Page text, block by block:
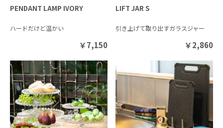
PENDANT LAMP IVORY
ハードだけど温かい
￥7,150
LIFT JAR S
引き上げて取り出すガラスジャー
￥2,860